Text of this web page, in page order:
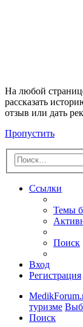
На любой
рассказать
отзыв или дать
Пропустить
Ссылки
Темы
Поиск
Вход
Регистрация
туризме
Поиск